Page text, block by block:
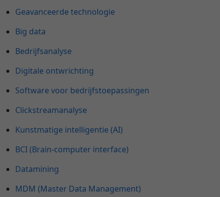
Geavanceerde technologie
Big data
Bedrijfsanalyse
Digitale ontwrichting
Software voor bedrijfstoepassingen
Clickstreamanalyse
Kunstmatige intelligentie (AI)
BCI (Brain-computer interface)
Datamining
MDM (Master Data Management)